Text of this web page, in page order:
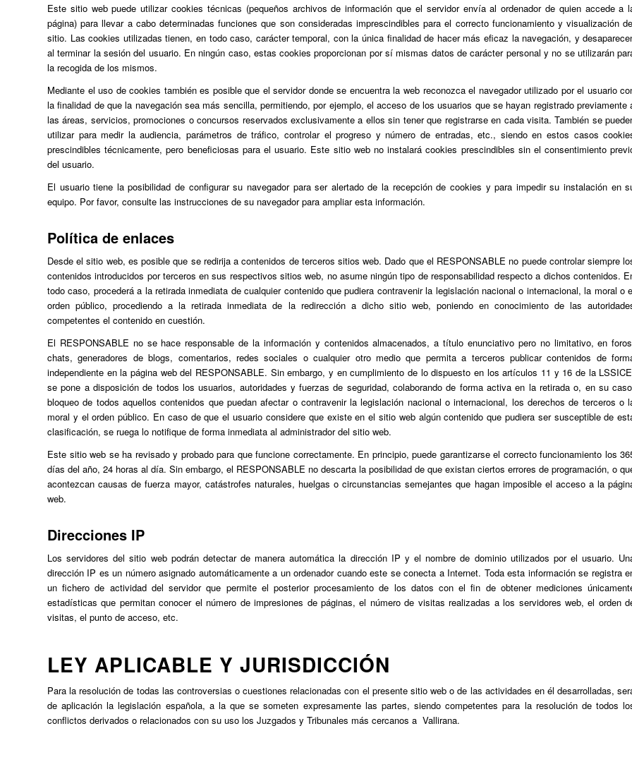
Este sitio web puede utilizar cookies técnicas (pequeños archivos de información que el servidor envía al ordenador de quien accede a
página) para llevar a cabo determinadas funciones que son consideradas imprescindibles para el correcto funcionamiento y visualización
sitio. Las cookies utilizadas tienen, en todo caso, carácter temporal, con la única finalidad de hacer más eficaz la navegación, y
al terminar la sesión del usuario. En ningún caso, estas cookies proporcionan por sí mismas datos de carácter personal y no se utilizarán
la recogida de los mismos.
Mediante el uso de cookies también es posible que el servidor donde se encuentra la web reconozca el navegador utilizado por el usuario
la finalidad de que la navegación sea más sencilla, permitiendo, por ejemplo, el acceso de los usuarios que se hayan registrado previamente
las áreas, servicios, promociones o concursos reservados exclusivamente a ellos sin tener que registrarse en cada visita. También se
utilizar para medir la audiencia, parámetros de tráfico, controlar el progreso y número de entradas, etc., siendo en estos casos
prescindibles técnicamente, pero beneficiosas para el usuario. Este sitio web no instalará cookies prescindibles sin el consentimiento
del usuario.
El usuario tiene la posibilidad de configurar su navegador para ser alertado de la recepción de cookies y para impedir su instalación en
equipo. Por favor, consulte las instrucciones de su navegador para ampliar esta información.
Política de enlaces
Desde el sitio web, es posible que se redirija a contenidos de terceros sitios web. Dado que el RESPONSABLE no puede controlar siempre
contenidos introducidos por terceros en sus respectivos sitios web, no asume ningún tipo de responsabilidad respecto a dichos contenidos.
todo caso, procederá a la retirada inmediata de cualquier contenido que pudiera contravenir la legislación nacional o internacional, la moral o
orden público, procediendo a la retirada inmediata de la redirección a dicho sitio web, poniendo en conocimiento de las
competentes el contenido en cuestión.
El RESPONSABLE no se hace responsable de la información y contenidos almacenados, a título enunciativo pero no limitativo, en
chats, generadores de blogs, comentarios, redes sociales o cualquier otro medio que permita a terceros publicar contenidos de
independiente en la página web del RESPONSABLE. Sin embargo, y en cumplimiento de lo dispuesto en los artículos 11 y 16 de la
se pone a disposición de todos los usuarios, autoridades y fuerzas de seguridad, colaborando de forma activa en la retirada o, en su
bloqueo de todos aquellos contenidos que puedan afectar o contravenir la legislación nacional o internacional, los derechos de terceros o
moral y el orden público. En caso de que el usuario considere que existe en el sitio web algún contenido que pudiera ser susceptible de
clasificación, se ruega lo notifique de forma inmediata al administrador del sitio web.
Este sitio web se ha revisado y probado para que funcione correctamente. En principio, puede garantizarse el correcto funcionamiento los
días del año, 24 horas al día. Sin embargo, el RESPONSABLE no descarta la posibilidad de que existan ciertos errores de programación, o
acontezcan causas de fuerza mayor, catástrofes naturales, huelgas o circunstancias semejantes que hagan imposible el acceso a la
web.
Direcciones IP
Los servidores del sitio web podrán detectar de manera automática la dirección IP y el nombre de dominio utilizados por el usuario.
dirección IP es un número asignado automáticamente a un ordenador cuando este se conecta a Internet. Toda esta información se registra
un fichero de actividad del servidor que permite el posterior procesamiento de los datos con el fin de obtener mediciones
estadísticas que permitan conocer el número de impresiones de páginas, el número de visitas realizadas a los servidores web, el orden
visitas, el punto de acceso, etc.
LEY APLICABLE Y JURISDICCIÓN
Para la resolución de todas las controversias o cuestiones relacionadas con el presente sitio web o de las actividades en él desarrolladas,
de aplicación la legislación española, a la que se someten expresamente las partes, siendo competentes para la resolución de todos
conflictos derivados o relacionados con su uso los Juzgados y Tribunales más cercanos a Vallirana.